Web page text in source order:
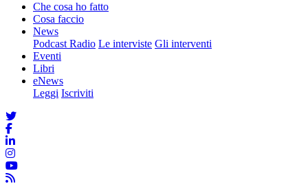
Che cosa ho fatto
Cosa faccio
News
Podcast Radio Le interviste Gli interventi
Eventi
Libri
eNews
Leggi Iscriviti